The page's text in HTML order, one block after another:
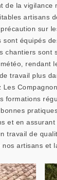
de la vigilance
artisans
sur
sont équipés
chantiers sont
rendant
travail plus
Les
formations
et en
travail de
artisans et